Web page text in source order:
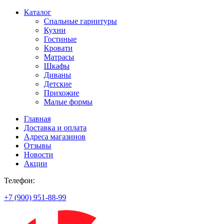
Каталог
Спальные гарнитуры
Кухни
Гостиные
Кровати
Матрасы
Шкафы
Диваны
Детские
Прихожие
Малые формы
Главная
Доставка и оплата
Адреса магазинов
Отзывы
Новости
Акции
Телефон:
+7 (900) 951-88-99